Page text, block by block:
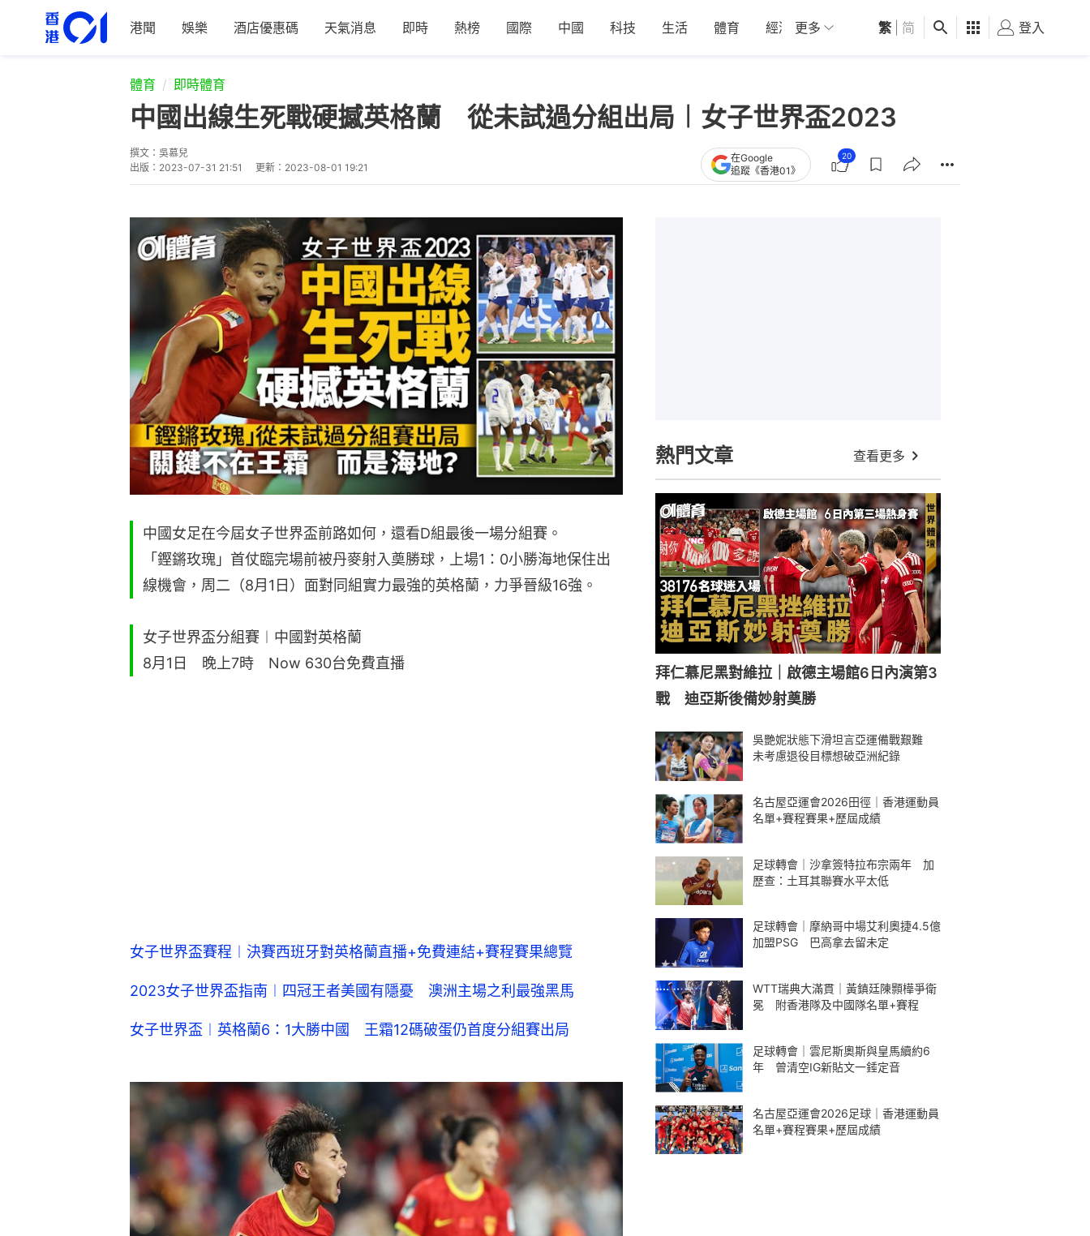
港聞 娛樂 酒店優惠碼 天氣消息 即時 熱榜 國際 中國 科技 生活 體育 經濟 01深圳 觀點 健康 好食玩飛
更多 繁 简 登入
體育 即時體育
中國出線生死戰硬撼英格蘭 從未試過分組出局︱女子世界盃2023
撰文： 吳慕兒
出版： 2023-07-31 21:51 更新： 2023-08-01 19:21
在Google
追蹤《香港01》
20
中國女足在今屆女子世界盃前路如何，還看D組最後一場分組賽。
「鏗鏘玫瑰」首仗臨完場前被丹麥射入奠勝球，上場1：0小勝海地保住出
線機會，周二（8月1日）面對同組實力最強的英格蘭，力爭晉級16強。
女子世界盃分組賽︱中國對英格蘭
8月1日 晚上7時 Now 630台免費直播
女子世界盃賽程︱決賽西班牙對英格蘭直播+免費連結+賽程賽果總覽
2023女子世界盃指南︱四冠王者美國有隱憂 澳洲主場之利最強黑馬
女子世界盃︱英格蘭6：1大勝中國 王霜12碼破蛋仍首度分組賽出局
熱門文章 查看更多
拜仁慕尼黑對維拉｜啟德主場館6日內演第3
戰 迪亞斯後備妙射奠勝
吳艷妮狀態下滑坦言亞運備戰艱難
未考慮退役目標想破亞洲紀錄
名古屋亞運會2026田徑｜香港運動員
名單+賽程賽果+歷屆成績
足球轉會｜沙拿簽特拉布宗兩年 加
歷查：土耳其聯賽水平太低
足球轉會｜摩納哥中場艾利奧捷4.5億
加盟PSG 巴高拿去留未定
WTT瑞典大滿貫｜黃鎮廷陳顥樺爭衛
冕 附香港隊及中國隊名單+賽程
足球轉會｜雲尼斯奧斯與皇馬續約6
年 曾清空IG新貼文一錘定音
名古屋亞運會2026足球｜香港運動員
名單+賽程賽果+歷屆成績